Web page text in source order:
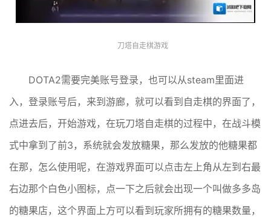
刀塔自走棋游戏
DOTA2需要完美账号登录，也可以从steam里面进
入，登录账号后，来到游廊，就可以看到自走棋的界面了，
点进去后，开始游戏，在玩刀塔自走棋的过程中，在战斗模
式中拿到了前3，系统就会发放糖果，那么发放的他糖果都
在那，怎么使用呢，在游戏界面可以点击左上角从左到右最
右边那个白色小图标，点一下之后就会出现一个叫做多多岛
的糖果店，这个界面上方可以看到玩家所拥有的糖果数量，